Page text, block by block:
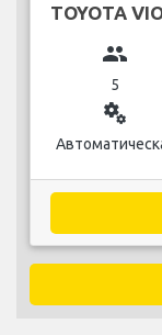
TOYOTA
group
5
miscellaneous_services